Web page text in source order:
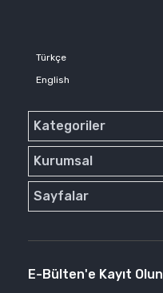
Türkçe
English
Kategoriler
Kurumsal
Sayfalar
E-Bülten'e Kayıt Olun